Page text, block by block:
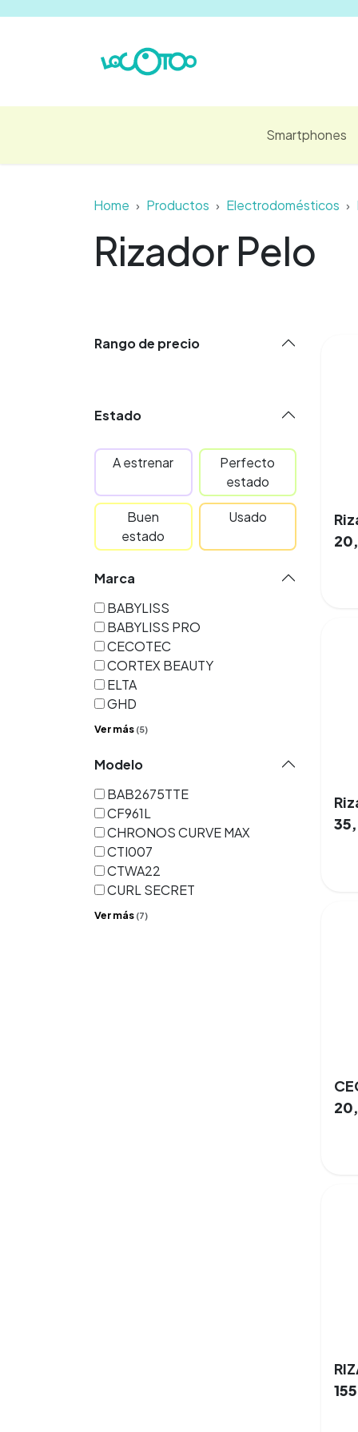
Smartphones
Home Productos Electrodomésticos
Rizador Pelo
Rango de precio
Estado
A estrenar
Perfecto
estado
Buen
estado
Usado
Marca
BABYLISS
BABYLISS PRO
CECOTEC
CORTEX BEAUTY
ELTA
GHD
Ver más (5)
Modelo
BAB2675TTE
CF961L
CHRONOS CURVE MAX
CTI007
CTWA22
CURL SECRET
Ver más (7)